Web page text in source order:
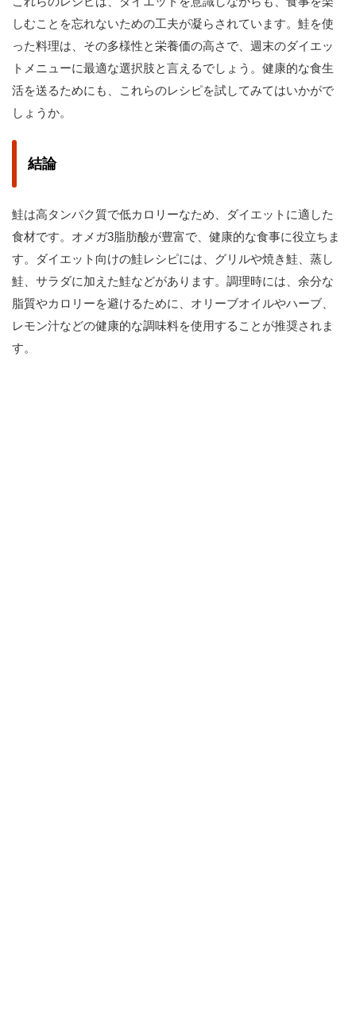
しむことを忘れないための工夫が凝らされています。鮭を使
った料理は、その多様性と栄養価の高さで、週末のダイエッ
トメニューに最適な選択肢と言えるでしょう。健康的な食生
活を送るためにも、これらのレシピを試してみてはいかがで
しょうか。
結論
鮭は高タンパク質で低カロリーなため、ダイエットに適した
食材です。オメガ3脂肪酸が豊富で、健康的な食事に役立ちま
す。ダイエット向けの鮭レシピには、グリルや焼き鮭、蒸し
鮭、サラダに加えた鮭などがあります。調理時には、余分な
脂質やカロリーを避けるために、オリーブオイルやハーブ、
レモン汁などの健康的な調味料を使用することが推奨されま
す。